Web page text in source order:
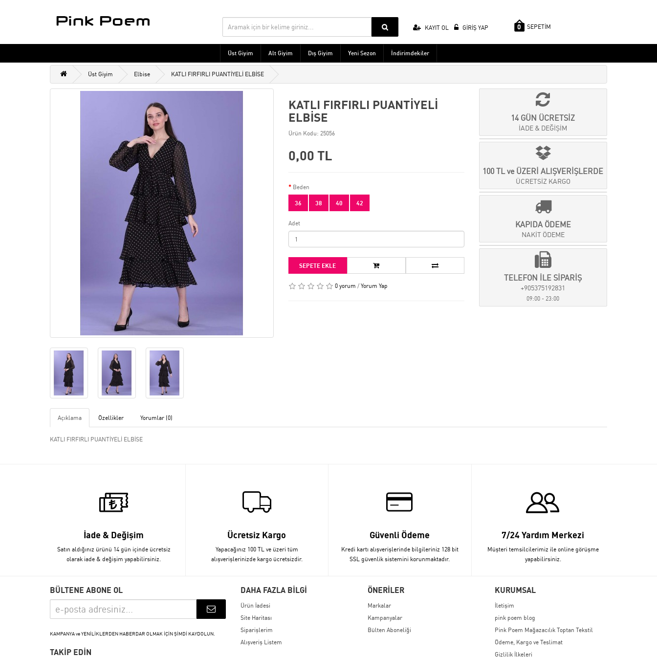
KAYIT OL GİRİŞ YAP 0 SEPETİM
Üst Giyim Alt Giyim Dış Giyim Yeni Sezon İndirimdekiler
Üst Giyim Elbise KATLI FIRFIRLI PUANTİYELİ ELBİSE
KATLI FIRFIRLI PUANTİYELİ
ELBİSE
Ürün Kodu: 25056
0,00 TL
Beden
36 38 40 42
Adet
SEPETE EKLE
0 yorum / Yorum Yap
14 GÜN ÜCRETSİZ
İADE & DEĞİŞİM
100 TL ve ÜZERİ ALIŞVERİŞLERDE
ÜCRETSİZ KARGO
KAPIDA ÖDEME
NAKİT ÖDEME
TELEFON İLE SİPARİŞ
+905375192831
09:00 - 23:00
Açıklama Özellikler Yorumlar (0)
KATLI FIRFIRLI PUANTİYELİ ELBİSE
İade & Değişim
Satın aldığınız ürünü 14 gün içinde ücretsiz
olarak iade & değişim yapabilirsiniz.
Ücretsiz Kargo
Yapacağınız 100 TL ve üzeri tüm
alışverişlerinizde kargo ücretsizdir.
Güvenli Ödeme
Kredi kartı alışverişlerinde bilgileriniz 128 bit
SSL güvenlik sistemini korunmaktadır.
7/24 Yardım Merkezi
Müşteri temsilcilerimiz ile online görüşme
yapabilirsiniz.
BÜLTENE ABONE OL
KAMPANYA ve YENİLİKLERDEN HABERDAR OLMAK İÇİN ŞİMDİ KAYDOLUN.
TAKİP EDİN
DAHA FAZLA BİLGİ
Ürün İadesi
Site Haritası
Siparişlerim
Alışveriş Listem
ÖNERİLER
Markalar
Kampanyalar
Bülten Aboneliği
KURUMSAL
İletişim
pink poem blog
Pink Poem Mağazacılık Toptan Tekstil
Ödeme, Kargo ve Teslimat
Gizlilik İlkeleri